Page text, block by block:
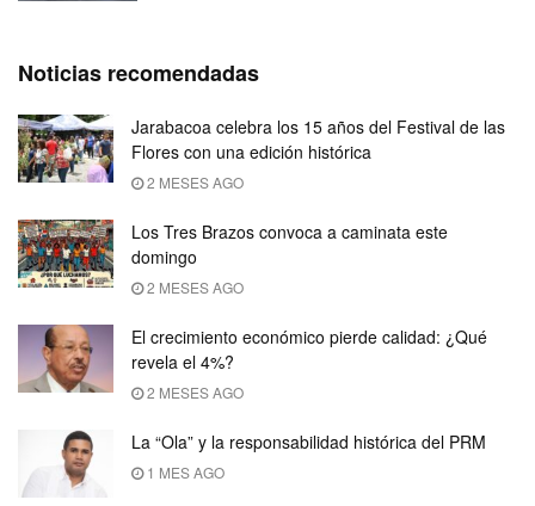
Noticias recomendadas
Jarabacoa celebra los 15 años del Festival de las
Flores con una edición histórica
2 MESES AGO
Los Tres Brazos convoca a caminata este
domingo
2 MESES AGO
El crecimiento económico pierde calidad: ¿Qué
revela el 4%?
2 MESES AGO
La “Ola” y la responsabilidad histórica del PRM
1 MES AGO